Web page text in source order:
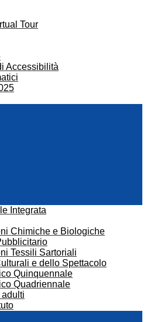
Tour
Accessibilità
Integrata
Chimiche e Biologiche
Tessili Sartoriali
e dello Spettacolo
Quinquennale
Quadriennale